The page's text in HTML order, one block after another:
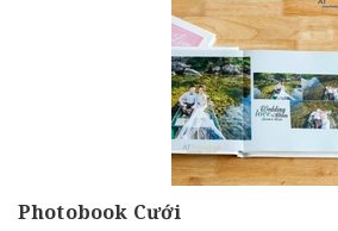
Photobook Cưới